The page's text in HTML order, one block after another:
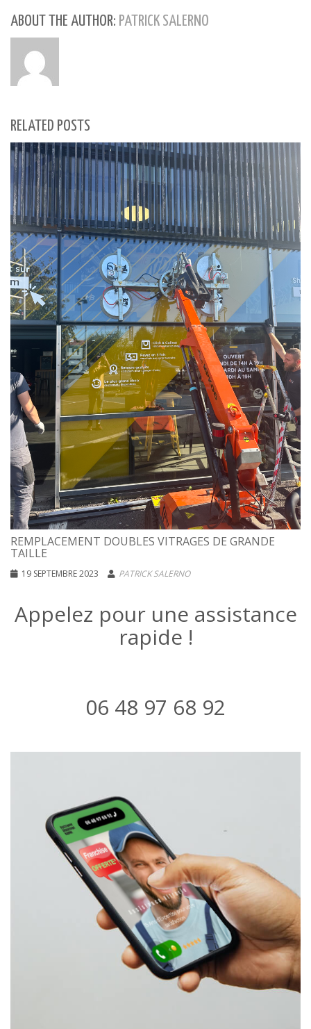
ABOUT THE AUTHOR: PATRICK SALERNO
RELATED POSTS
REMPLACEMENT DOUBLES VITRAGES DE GRANDE
TAILLE
19 SEPTEMBRE 2023 PATRICK SALERNO
Appelez pour une assistance
rapide !
06 48 97 68 92